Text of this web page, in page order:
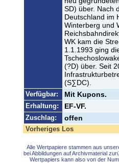
SD) über. Nach
Deutschland im
Winterberg und
WK kam die
1.1.1993 ging
(?D) über. Seit
(S∑DC).
Verfügbar: Mit Kupons.
Erhaltung: EF-VF.
Zuschlag: offen
Vorheriges Los
Alle Wertpapiere stammen aus
bei Abbildungen auf Archivmaterial
Wertpapiers kann also von der